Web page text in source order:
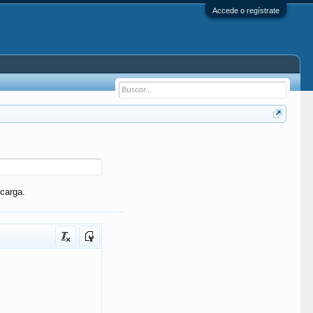
Accede o regístrate